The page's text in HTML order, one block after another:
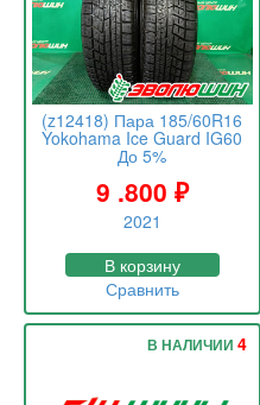
(z12418) Пара 185/60R16
Yokohama Ice Guard IG60
До 5%
9 .800 ₽
2021
В корзину
Сравнить
В НАЛИЧИИ 4